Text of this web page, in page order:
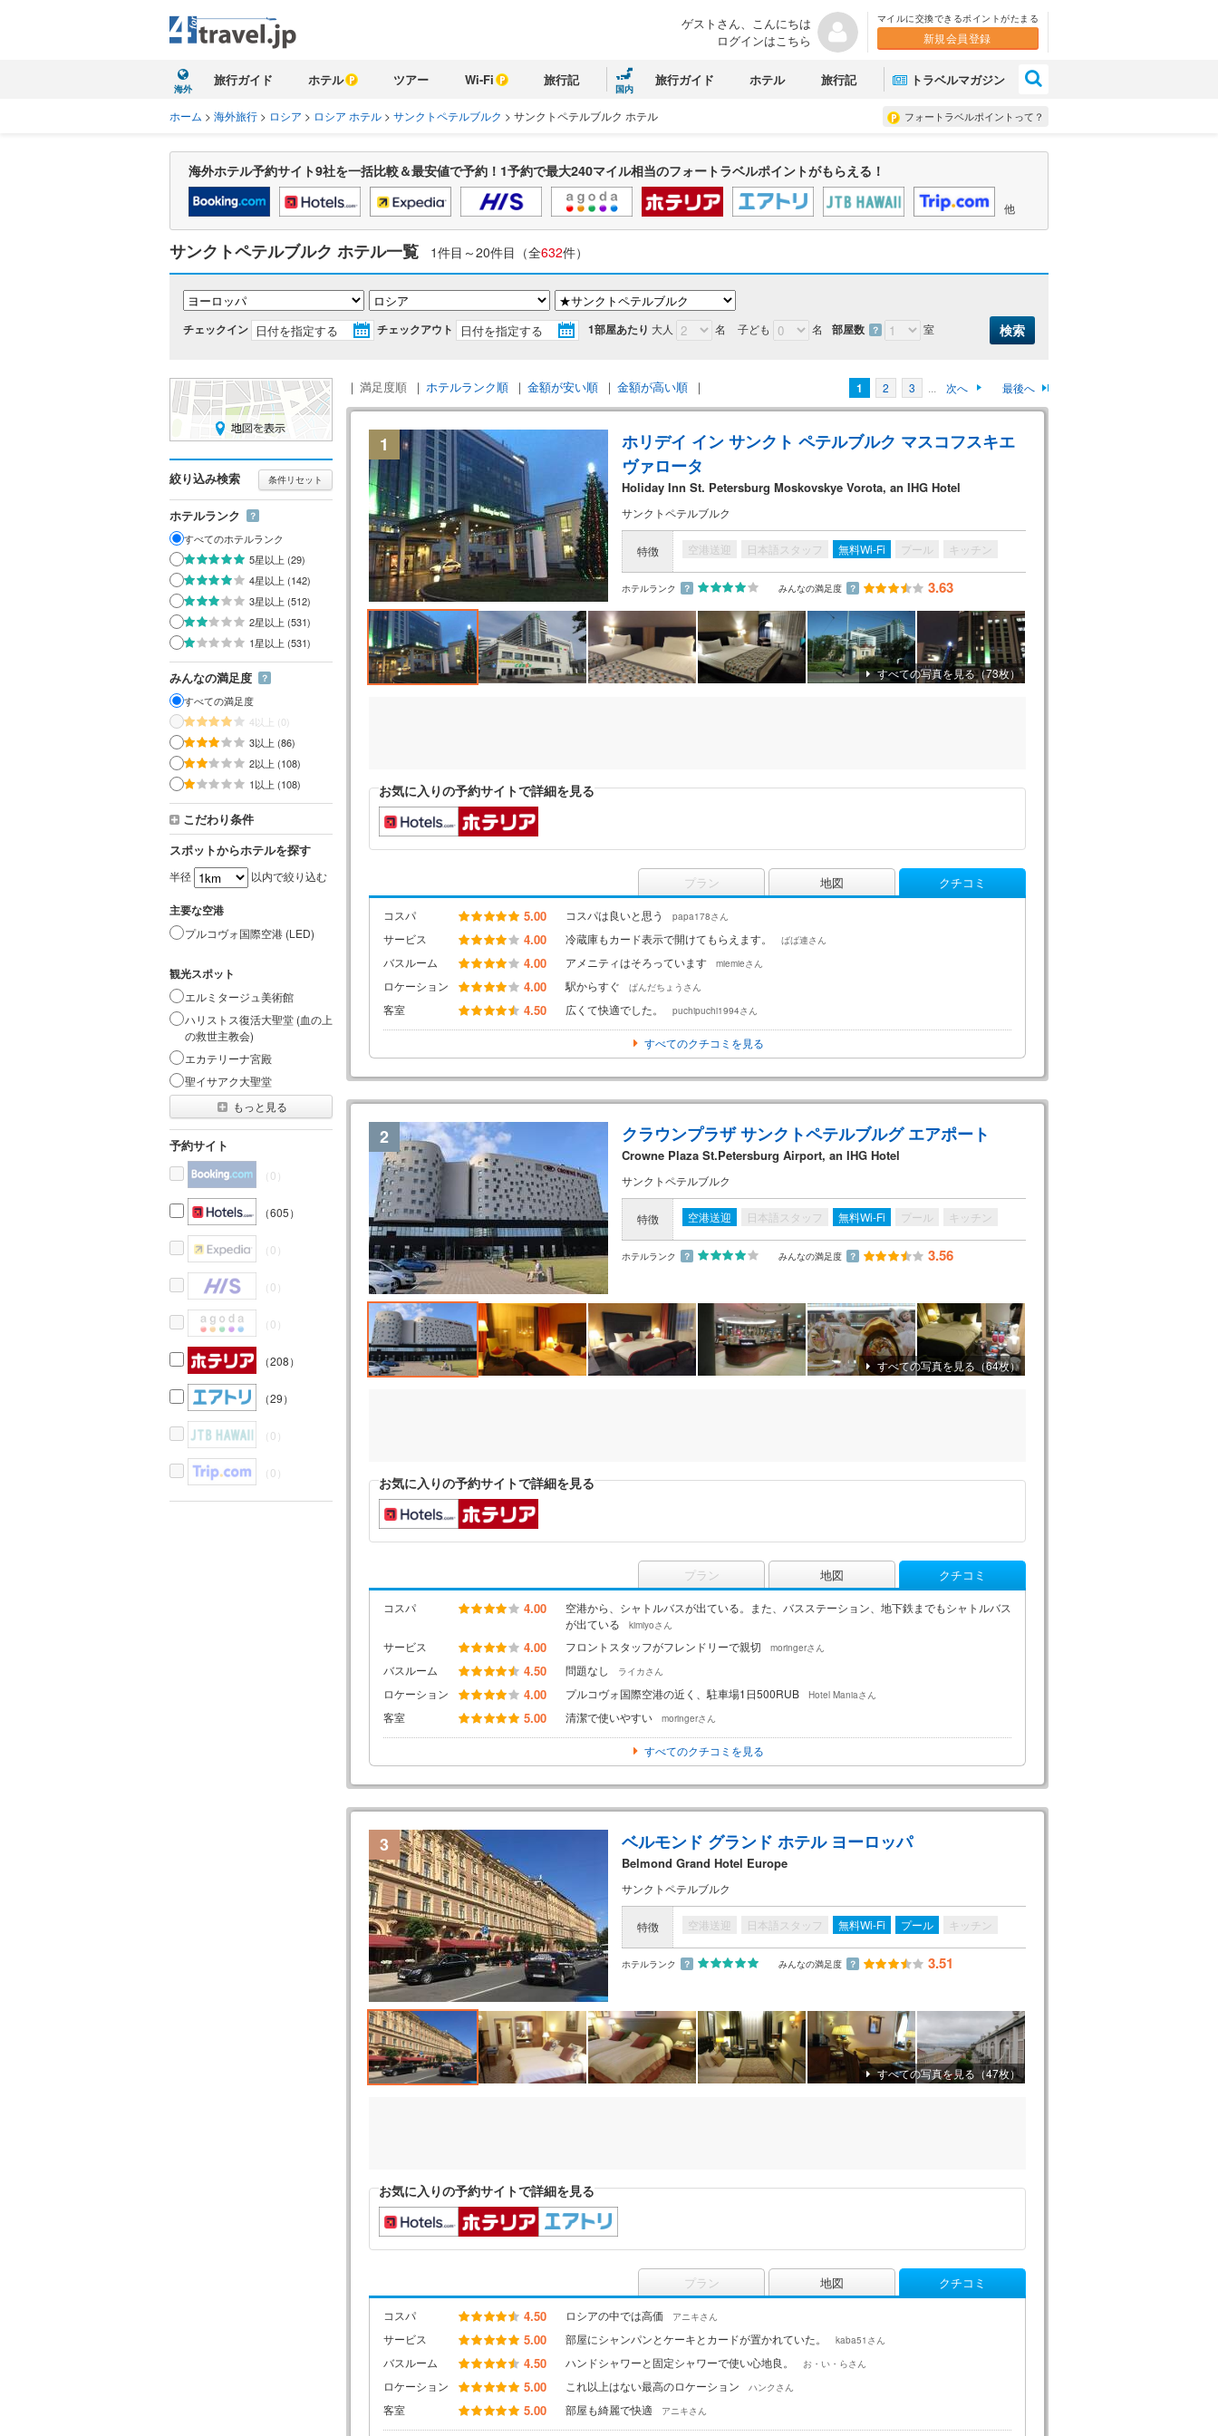
ゲストさん、こんにちは
ログインはこちら
マイルに交換できるポイントがたまる
新規会員登録
海外
旅行ガイド ホテル ツアー Wi-Fi 旅行記
国内
旅行ガイド ホテル 旅行記 トラベルマガジン
フォートラベルポイントって？
ホーム > 海外旅行 > ロシア > ロシア ホテル > サンクトペテルブルク > サンクトペテルブルク ホテル
海外ホテル予約サイト9社を一括比較＆最安値で予約！1予約で最大240マイル相当のフォートラベルポイントがもらえる！
他
サンクトペテルブルク ホテル一覧 1件目～20件目（全632件）
チェックイン チェックアウト 1部屋あたり 大人 名 子ども 名 部屋数 ？ 室
｜ 満足度順 ｜ ホテルランク順 ｜ 金額が安い順 ｜ 金額が高い順 ｜ 1 2 3 次へ 最後へ
1
ホリデイ イン サンクト ペテルブルク マスコフスキエ
ヴァロータ
Holiday Inn St. Petersburg Moskovskye Vorota, an IHG Hotel
サンクトペテルブルク
特徴 空港送迎 日本語スタッフ 無料Wi-Fi プール キッチン
ホテルランク ？ みんなの満足度 ？ 3.63
すべての写真を見る（73枚）
お気に入りの予約サイトで詳細を見る
プラン 地図 クチコミ
コスパ 5.00 コスパは良いと思う papa178さん
サービス 4.00 冷蔵庫もカード表示で開けてもらえます。 ばば連さん
バスルーム 4.00 アメニティはそろっています miemieさん
ロケーション 4.00 駅からすぐ ぱんだちょうさん
客室 4.50 広くて快適でした。 puchipuchi1994さん
すべてのクチコミを見る
2 クラウンプラザ サンクトペテルブルグ エアポート
Crowne Plaza St.Petersburg Airport, an IHG Hotel
サンクトペテルブルク
特徴 空港送迎 日本語スタッフ 無料Wi-Fi プール キッチン
ホテルランク ？ みんなの満足度 ？ 3.56
すべての写真を見る（64枚）
お気に入りの予約サイトで詳細を見る
プラン 地図 クチコミ
コスパ 4.00
空港から、シャトルバスが出ている。また、バスステーション、地下鉄までもシャトルバス
が出ている
kimiyoさん
サービス 4.00 フロントスタッフがフレンドリーで親切 moringerさん
バスルーム 4.50 問題なし ライカさん
ロケーション 4.00 プルコヴォ国際空港の近く、駐車場1日500RUB Hotel Maniaさん
客室 5.00 清潔で使いやすい moringerさん
すべてのクチコミを見る
3 ベルモンド グランド ホテル ヨーロッパ
Belmond Grand Hotel Europe
サンクトペテルブルク
特徴 空港送迎 日本語スタッフ 無料Wi-Fi プール キッチン
ホテルランク ？ みんなの満足度 ？ 3.51
すべての写真を見る（47枚）
お気に入りの予約サイトで詳細を見る
プラン 地図 クチコミ
コスパ 4.50 ロシアの中では高価 アニキさん
サービス 5.00 部屋にシャンパンとケーキとカードが置かれていた。 kaba51さん
バスルーム 4.50 ハンドシャワーと固定シャワーで使い心地良。 お・い・らさん
ロケーション 5.00 これ以上はない最高のロケーション ハンクさん
客室 5.00 部屋も綺麗で快適 アニキさん
絞り込み検索 条件リセット
ホテルランク ？
すべてのホテルランク
5星以上 (29)
4星以上 (142)
3星以上 (512)
2星以上 (531)
1星以上 (531)
みんなの満足度 ？
すべての満足度
4以上 (0)
3以上 (86)
2以上 (108)
1以上 (108)
こだわり条件
スポットからホテルを探す
半径 以内で絞り込む
主要な空港
プルコヴォ国際空港 (LED)
観光スポット
エルミタージュ美術館
ハリストス復活大聖堂 (血の上
の救世主教会)
エカテリーナ宮殿
聖イサアク大聖堂
もっと見る
予約サイト
（0）
（605）
（0）
（0）
（0）
（208）
（29）
（0）
（0）